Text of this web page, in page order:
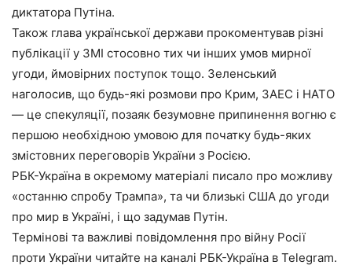
диктатора Путіна.
Також глава української держави прокоментував різні
публікації у ЗМІ стосовно тих чи інших умов мирної
угоди, ймовірних поступок тощо. Зеленський
наголосив, що будь-які розмови про Крим, ЗАЕС і НАТО
— це спекуляції, позаяк безумовне припинення вогню є
першою необхідною умовою для початку будь-яких
змістовних переговорів України з Росією.
РБК-Україна в окремому матеріалі писало про можливу
«останню спробу Трампа», та чи близькі США до угоди
про мир в Україні, і що задумав Путін.
Термінові та важливі повідомлення про війну Росії
проти України читайте на каналі РБК-Україна в Telegram.